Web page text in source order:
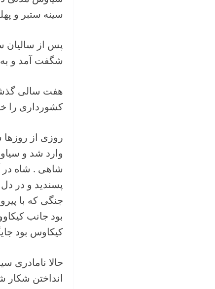
سینه ستبر و
پس از سالیان
شگفت آمد و
هفت سالی
کشورداری را
روزی از
وارد شد و
شاهی . شاه در
پسندید و در
جنگی که با
بود جانب
کیکاوس بود
حالا نامادری
انداختن شکار